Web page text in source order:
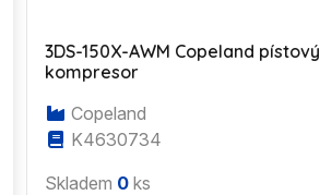
3DS-150X-AWM Copeland pístový
kompresor
Copeland
K4630734
Skladem 0 ks